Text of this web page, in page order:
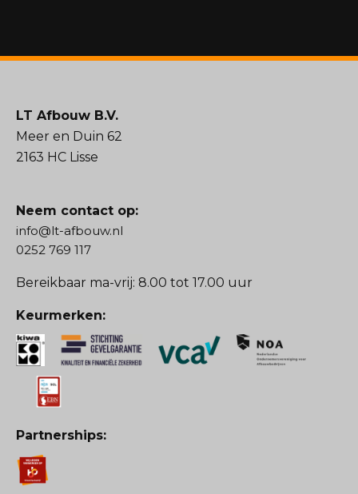
LT Afbouw B.V.
Meer en Duin 62
2163 HC Lisse
Neem contact op:
info@lt-afbouw.nl
0252 769 117
Bereikbaar ma-vrij: 8.00 tot 17.00 uur
Keurmerken:
Partnerships: